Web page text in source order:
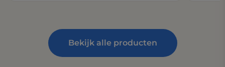
Bekijk alle producten